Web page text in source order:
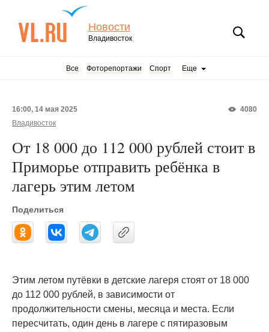
Новости
Владивосток
Все Фоторепортажи Спорт Еще
4080
16:00, 14 мая 2025
Владивосток
От 18 000 до 112 000 рублей стоит в
Приморье отправить ребёнка в
лагерь этим летом
Поделиться
Этим летом путёвки в детские лагеря стоят от 18 000
до 112 000 рублей, в зависимости от
продолжительности смены, месяца и места. Если
пересчитать, один день в лагере с пятиразовым